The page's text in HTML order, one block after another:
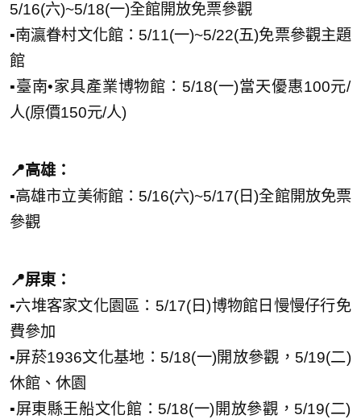
5/16(六)~5/18(一)全館開放免票參觀
▪️南瀛眷村文化館：5/11(一)~5/22(五)免票參觀主題
館
▪️臺南•家具產業博物館：5/18(一)當天優惠100元/
人(原價150元/人)
📍高雄：
▪️高雄市立美術館：5/16(六)~5/17(日)全館開放免票
參觀
📍屏東：
▪️六堆客家文化園區：5/17(日)博物館日慢慢仔行免
費參加
▪️屏菸1936文化基地：5/18(一)開放參觀，5/19(二)
休館、休園
▪️屏東縣王船文化館：5/18(一)開放參觀，5/19(二)